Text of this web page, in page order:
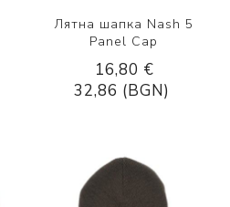
Лятна шапка Nash 5
Panel Cap
16,80 €
32,86 (BGN)